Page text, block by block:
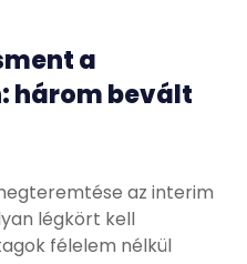
a
három bevált
az interim
légkört kell
félelem nélkül